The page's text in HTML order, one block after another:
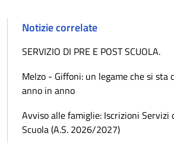
Notizie correlate
SERVIZIO DI PRE E POST SCUOLA.
Melzo - Giffoni: un legame che si sta
anno in anno
Avviso alle famiglie: Iscrizioni Servizi
Scuola (A.S. 2026/2027)